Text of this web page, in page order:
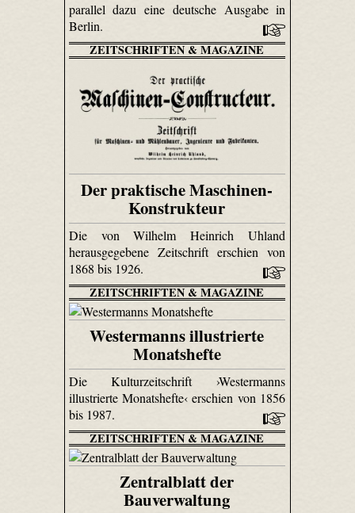
parallel dazu eine deutsche Ausgabe in
Berlin.
ZEITSCHRIFTEN & MAGAZINE
Der praktische Maschinen-
Konstrukteur
Die von Wilhelm Heinrich Uhland
herausgegebene Zeitschrift erschien von
1868 bis 1926.
ZEITSCHRIFTEN & MAGAZINE
Westermanns illustrierte
Monatshefte
Die Kulturzeitschrift ›Westermanns
illustrierte Monatshefte‹ erschien von 1856
bis 1987.
ZEITSCHRIFTEN & MAGAZINE
Zentralblatt der
Bauverwaltung